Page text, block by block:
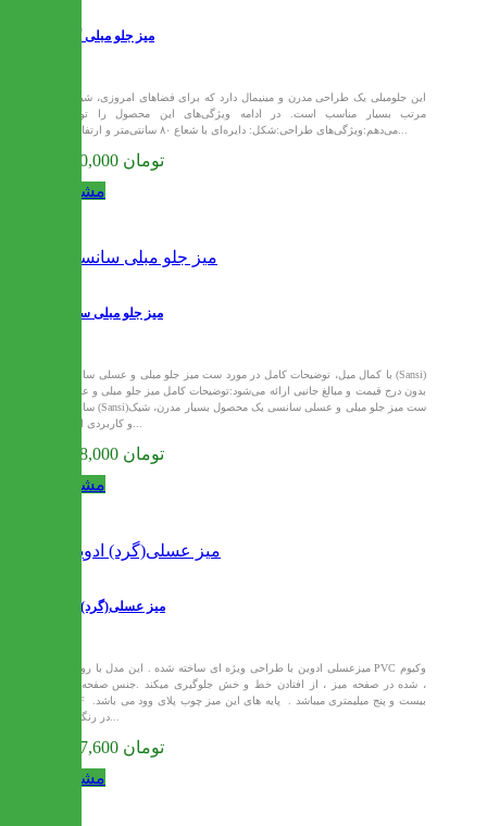
میز جلو مبلی گرد80
این جلومبلی یک طراحی مدرن و مینیمال دارد که برای فضاهای امروزی، شیک و
مرتب بسیار مناسب است. در ادامه ویژگی‌های این محصول را توضیح
8,910,000 تومان
مشاهده
میز جلو مبلی سانسی
با کمال میل، توضیحات کامل در مورد ست میز جلو مبلی و عسلی سانسی (Sansi)
بدون درج قیمت و مبالغ جانبی ارائه می‌شود:توضیحات کامل میز جلو مبلی و عسلی
سانسی (Sansi)ست میز جلو مبلی و عسلی سانسی یک محصول بسیار مدرن، شیک
9,248,000 تومان
مشاهده
میز عسلی(گرد) ادوین
میزعسلی ادوین با طراحی ویژه ای ساخته شده . این مدل با روکش PVC وکیوم
شده در صفحه میز ، از افتادن خط و خش جلوگیری میکند .جنس صفحه میز ،
MDF بیست و پنج میلیمتری میباشد . پایه های این میز چوب پلای وود می باشد.
9,477,600 تومان
مشاهده